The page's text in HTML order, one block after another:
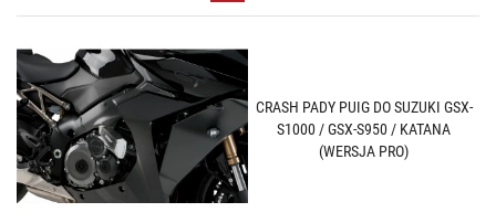
CRASH PADY PUIG DO SUZUKI GSX-
S1000 / GSX-S950 / KATANA
(WERSJA PRO)